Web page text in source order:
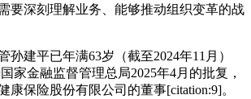
要深刻理解业务、能够推动组织变革的战
孙建平已年满63岁（截至2024年11月）
家金融监督管理总局2025年4月的批复，
康保险股份有限公司的董事[citation:9]。